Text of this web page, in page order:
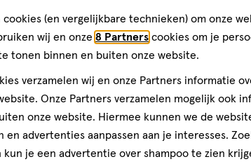
ogen dicht. De klachten kunnen
last van duizeligheid of word je er erg
door de ziekte van
oorzaken hebben, waaronder de
cookies (en vergelijkbare technieken) om onze
wij en onze 8 Partners cookies om je
tonen binnen en buiten onze website.
verzamelen wij en onze Partners informatie
Onze Partners verzamelen mogelijk ook
onze website. Hiermee kunnen we de
en advertenties aanpassen aan je interesses.
kun je een advertentie over shampoo te zien